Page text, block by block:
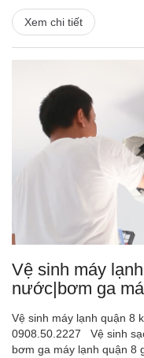
Xem chi tiết
Vệ sinh máy
nước|bơm ga
Vệ sinh máy lạnh quận 8
0908.50.2227 Vệ sinh
bơm ga máy lạnh quận 8